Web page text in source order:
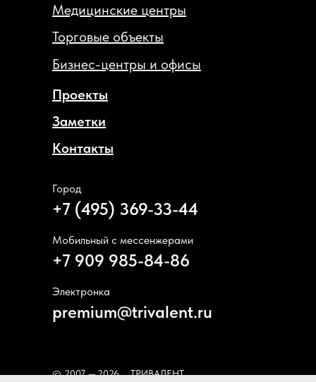
Контакты
Заметки
Проекты
Бизнес-центры и офисы
Торговые объекты
Медицинские центры
2026 ТРИВАЛЕНТ
© 2007 —
premium@trivalent.ru
Электронка
+7 909 985-84-86
Мобильный с мессенжерами
+7 (495) 369-33-44
Город